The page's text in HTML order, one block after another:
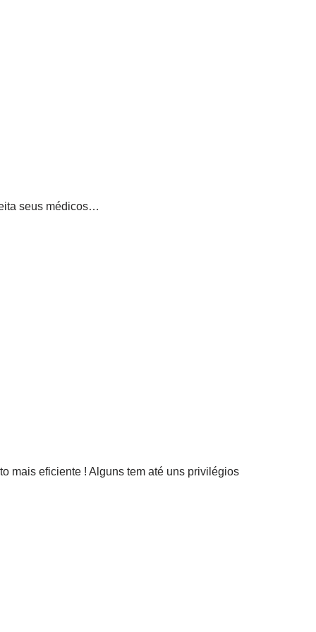
seus médicos…
mais eficiente ! Alguns tem até uns privilégios